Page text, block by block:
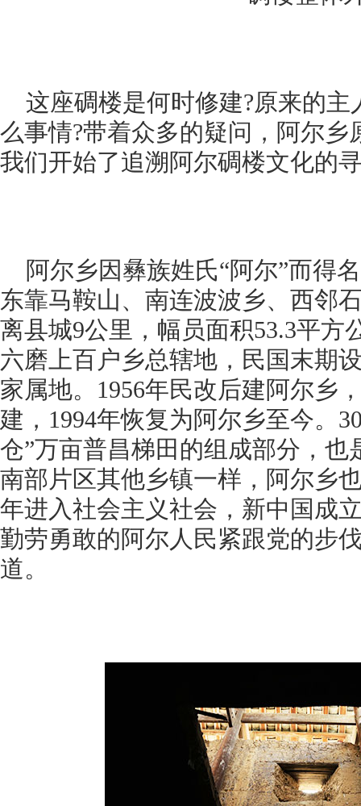
这座碉楼是何时修建?原来的
么事情?带着众多的疑问，阿尔乡
我们开始了追溯阿尔碉楼文化的
阿尔乡因彝族姓氏“阿尔”而得
东靠马鞍山、南连波波乡、西邻
离县城9公里，幅员面积53.3平方
六磨上百户乡总辖地，民国末期
家属地。1956年民改后建阿尔乡
建，1994年恢复为阿尔乡至今。
仓”万亩普昌梯田的组成部分，也
南部片区其他乡镇一样，阿尔乡
年进入社会主义社会，新中国成
勤劳勇敢的阿尔人民紧跟党的步
道。